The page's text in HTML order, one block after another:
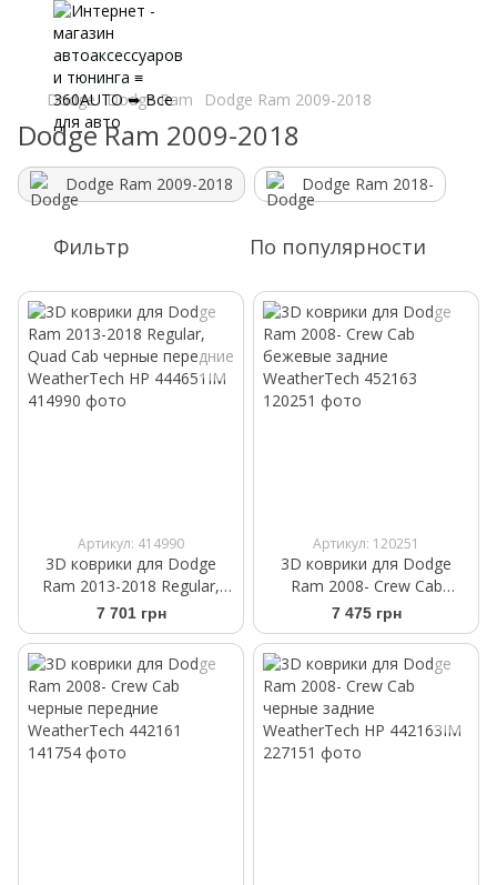
Dodge Dodge Ram Dodge Ram 2009-2018
Dodge Ram 2009-2018
Dodge Ram 2009-2018 Dodge Ram 2018-
Фильтр По популярности
Артикул: 414990
3D коврики для Dodge
Ram 2013-2018 Regular,
Quad Cab черные передние
WeatherTech HP 444651IM
7 701 грн
Артикул: 120251
3D коврики для Dodge
Ram 2008- Crew Cab
бежевые задние
WeatherTech 452163
7 475 грн